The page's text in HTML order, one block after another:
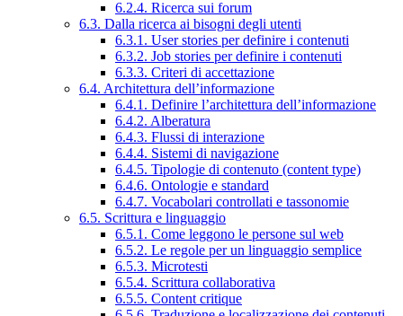
6.2.4. Ricerca sui forum
6.3. Dalla ricerca ai bisogni degli utenti
6.3.1. User stories per definire i contenuti
6.3.2. Job stories per definire i contenuti
6.3.3. Criteri di accettazione
6.4. Architettura dell’informazione
6.4.1. Definire l’architettura dell’informazione
6.4.2. Alberatura
6.4.3. Flussi di interazione
6.4.4. Sistemi di navigazione
6.4.5. Tipologie di contenuto (content type)
6.4.6. Ontologie e standard
6.4.7. Vocabolari controllati e tassonomie
6.5. Scrittura e linguaggio
6.5.1. Come leggono le persone sul web
6.5.2. Le regole per un linguaggio semplice
6.5.3. Microtesti
6.5.4. Scrittura collaborativa
6.5.5. Content critique